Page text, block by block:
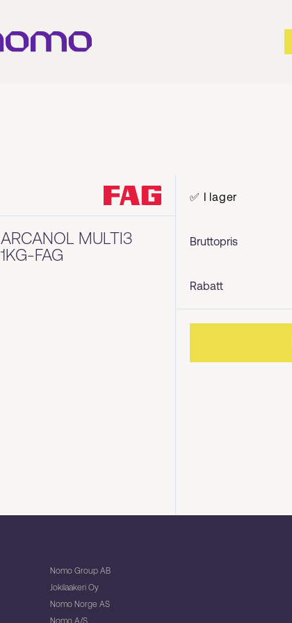
ARCANOL MULTI3
1KG-FAG
✅ I lager
Bruttopris
Rabatt
Nomo Group AB
Jokilaakeri Oy
Nomo Norge AS
Nomo A/S